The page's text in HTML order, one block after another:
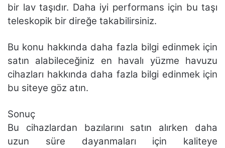
bir lav taşıdır. Daha iyi performans için bu taşı
teleskopik bir direğe takabilirsiniz.
Bu konu hakkında daha fazla bilgi edinmek için
satın alabileceğiniz en havalı yüzme havuzu
cihazları hakkında daha fazla bilgi edinmek için
bu siteye göz atın.
Sonuç
Bu cihazlardan bazılarını satın alırken daha
uzun süre dayanmaları için kaliteye